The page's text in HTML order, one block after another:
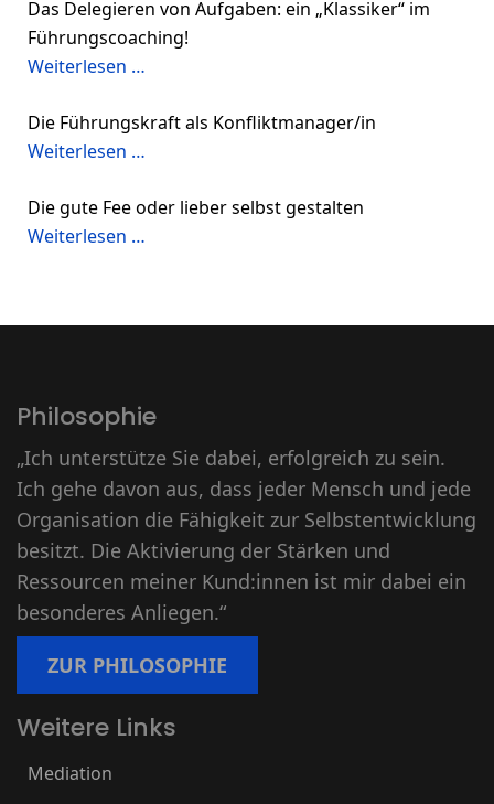
Das Delegieren von Aufgaben: ein „Klassiker“ im
Führungscoaching!
Weiterlesen …
Die Führungskraft als Konfliktmanager/in
Weiterlesen …
Die gute Fee oder lieber selbst gestalten
Weiterlesen …
Philosophie
„Ich unterstütze Sie dabei, erfolgreich zu sein.
Ich gehe davon aus, dass jeder Mensch und jede
Organisation die Fähigkeit zur Selbstentwicklung
besitzt. Die Aktivierung der Stärken und
Ressourcen meiner Kund:innen ist mir dabei ein
besonderes Anliegen.“
ZUR PHILOSOPHIE
Weitere Links
Mediation